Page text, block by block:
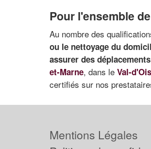
Pour l'ensemble
Au nombre des
ou le nettoyage du
assurer des
et-Marne, dans le Val-
certifiés sur nos
Mentions Légales